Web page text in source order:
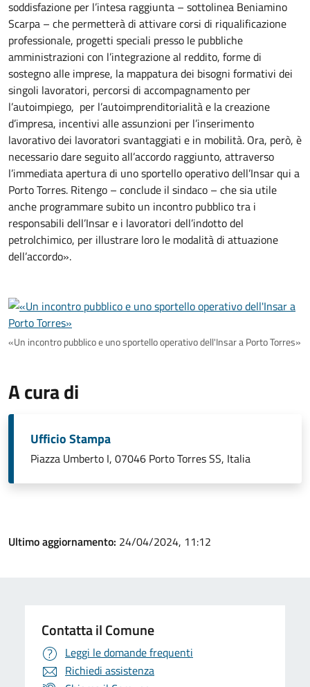
soddisfazione per l’intesa raggiunta – sottolinea Beniamino
Scarpa – che permetterà di attivare corsi di riqualificazione
professionale, progetti speciali presso le pubbliche
amministrazioni con l’integrazione al reddito, forme di
sostegno alle imprese, la mappatura dei bisogni formativi dei
singoli lavoratori, percorsi di accompagnamento per
l’autoimpiego, per l’autoimprenditorialità e la creazione
d’impresa, incentivi alle assunzioni per l’inserimento
lavorativo dei lavoratori svantaggiati e in mobilità. Ora, però, è
necessario dare seguito all’accordo raggiunto, attraverso
l’immediata apertura di uno sportello operativo dell’Insar qui a
Porto Torres. Ritengo – conclude il sindaco – che sia utile
anche programmare subito un incontro pubblico tra i
responsabili dell’Insar e i lavoratori dell’indotto del
petrolchimico, per illustrare loro le modalità di attuazione
dell’accordo».
«Un incontro pubblico e uno sportello operativo dell'Insar a Porto Torres»
A cura di
Ufficio Stampa
Piazza Umberto I, 07046 Porto Torres SS, Italia
Ultimo aggiornamento: 24/04/2024, 11:12
Contatta il Comune
Leggi le domande frequenti
Richiedi assistenza